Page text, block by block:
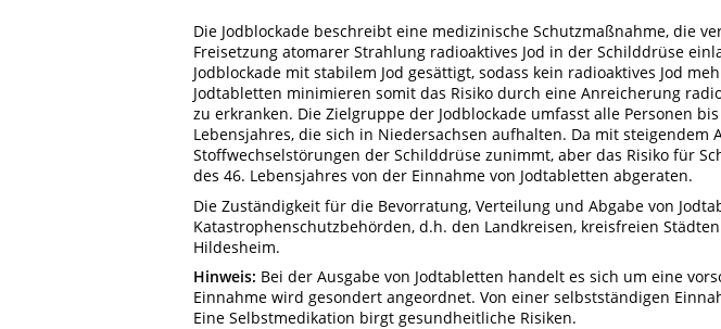
Die Jodblockade beschreibt eine medizinische Schutzmaßnahme, die
Freisetzung atomarer Strahlung radioaktives Jod in der Schilddrüse
Jodblockade mit stabilem Jod gesättigt, sodass kein radioaktives Jod
Jodtabletten minimieren somit das Risiko durch eine Anreicherung
zu erkranken. Die Zielgruppe der Jodblockade umfasst alle Personen
Lebensjahres, die sich in Niedersachsen aufhalten. Da mit steigendem
Stoffwechselstörungen der Schilddrüse zunimmt, aber das Risiko für
des 46. Lebensjahres von der Einnahme von Jodtabletten abgeraten.
Die Zuständigkeit für die Bevorratung, Verteilung und Abgabe von
Katastrophenschutzbehörden, d.h. den Landkreisen, kreisfreien
Hildesheim.
Hinweis: Bei der Ausgabe von Jodtabletten handelt es sich um eine
Einnahme wird gesondert angeordnet. Von einer selbstständigen
Eine Selbstmedikation birgt gesundheitliche Risiken.